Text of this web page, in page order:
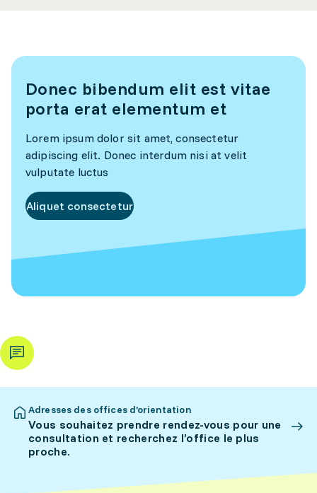
Donec bibendum elit est vitae
porta erat elementum et
Lorem ipsum dolor sit amet, consectetur
adipiscing elit. Donec interdum nisi at velit
vulputate luctus
Aliquet consectetur
Adresses des offices d’orientation
Vous souhaitez prendre rendez-vous pour une
consultation et recherchez l’office le plus
proche.